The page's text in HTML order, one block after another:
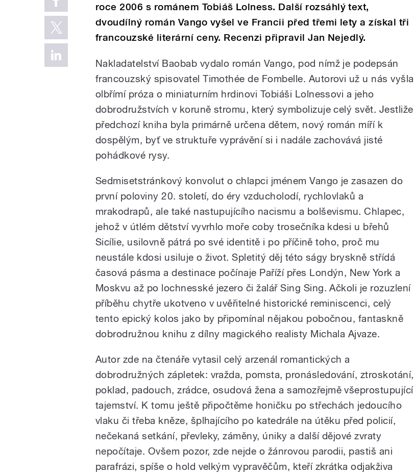
roce 2006 s románem Tobiáš Lolness. Další rozsáhlý text,
dvoudílný román Vango vyšel ve Francii před třemi lety a získal tři
francouzské literární ceny. Recenzi připravil Jan Nejedlý.
Nakladatelství Baobab vydalo román Vango, pod nímž je podepsán
francouzský spisovatel Timothée de Fombelle. Autorovi už u nás vyšla
olbřímí próza o miniaturním hrdinovi Tobiáši Lolnessovi a jeho
dobrodružstvích v koruně stromu, který symbolizuje celý svět. Jestliže
předchozí kniha byla primárně určena dětem, nový román míří k
dospělým, byť ve struktuře vyprávění si i nadále zachovává jisté
pohádkové rysy.
Sedmisetstránkový konvolut o chlapci jménem Vango je zasazen do
první poloviny 20. století, do éry vzducholodí, rychlovlaků a
mrakodrapů, ale také nastupujícího nacismu a bolševismu. Chlapec,
jehož v útlém dětství vyvrhlo moře coby trosečníka kdesi u břehů
Sicílie, usilovně pátrá po své identitě i po příčině toho, proč mu
neustále kdosi usiluje o život. Spletitý děj této ságy bryskně střídá
časová pásma a destinace počínaje Paříží přes Londýn, New York a
Moskvu až po lochnesské jezero či žalář Sing Sing. Ačkoli je rozuzlení
příběhu chytře ukotveno v uvěřitelné historické reminiscenci, celý
tento epický kolos jako by připomínal nějakou pobočnou, fantaskně
dobrodružnou knihu z dílny magického realisty Michala Ajvaze.
Autor zde na čtenáře vytasil celý arzenál romantických a
dobrodružných zápletek: vražda, pomsta, pronásledování, ztroskotání,
poklad, padouch, zrádce, osudová žena a samozřejmě všeprostupující
tajemství. K tomu ještě připočtěme honičku po střechách jedoucího
vlaku či třeba kněze, šplhajícího po katedrále na útěku před policií,
nečekaná setkání, převleky, záměny, úniky a další dějové zvraty
nepočítaje. Ovšem pozor, zde nejde o žánrovou parodii, pastiš ani
parafrázi, spíše o hold velkým vypravěčům, kteří zkrátka odjakživa